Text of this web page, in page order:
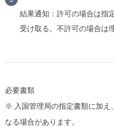
結果通知 ：許可の場合は指
受け取る。不許可の場合は
必要書類
※ 入国管理局の指定書類に加え
なる場合があります。